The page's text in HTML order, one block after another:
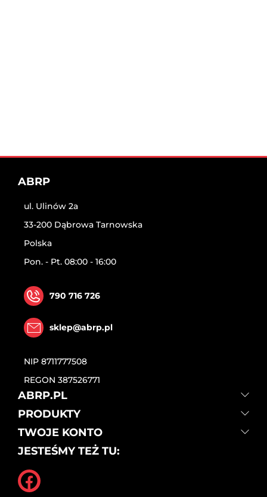
ABRP
ul. Ulinów 2a
33-200 Dąbrowa Tarnowska
Polska
Pon. - Pt. 08:00 - 16:00
790 716 726
sklep@abrp.pl
NIP 8711777508
REGON 387526771
ABRP.PL
PRODUKTY
TWOJE KONTO
JESTEŚMY TEŻ TU: